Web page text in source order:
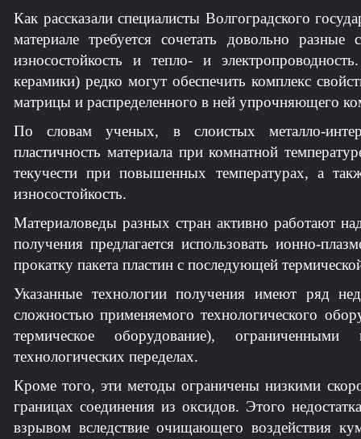
Как рассказали специалисты Волгоградского
материале требуется сочетать довольно
износостойкость и тепло- и
керамики) редко могут обеспечить комплекс
матрицы и распределенного в ней упрочняющего
По словам ученых, в слоистых металло-
пластичность материала при комнатной
текучести при повышенных температурах, а
износостойкость.
Материаловеды разных стран активно работают
получения предлагается использовать ионно-
прокатку пакета пластин с последующей
Указанные технологии получения имеют ряд
сложностью применяемого технологического
термическое оборудование),
технологических переделах.
Кроме того, эти методы ограничены низкими
границах соединения из оксидов. Этого
взрывом вследствие очищающего воздействия